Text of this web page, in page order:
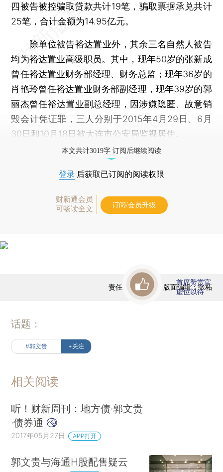
四被告被控骗取贷款共计19笔，骗取票据承兑共计
25笔，合计金额为14.95亿元。
除单位被告裕达置业外，其余三名自然人被告
均为裕达置业高级职员。其中，现年50岁的张新成
曾任裕达置业财务部经理、财务总监；现年36岁的
肖艳玲曾任裕达置业财务部副经理，现年39岁的郭
丽杰曾任裕达置业副总经理，因涉嫌隐匿、故意销
毁会计凭证罪，三人分别于2015年4月29日、6月
30日和10月18日被大连市公安局监视居住。
本文共计3019字 订阅后继续阅读
登录 后获取已订阅的阅读权限
财新通会员
可畅读全文
订阅/会员升级
责任编辑：高昱 | 版面编辑：张柘
首席赞赏官
虚位以待
话题：
#郭文贵 +关注
相关阅读
听！财新周刊：地方债·郭文贵
·债券通
2017年05月27日 APP打开
郭文贵与海通H股配售疑云